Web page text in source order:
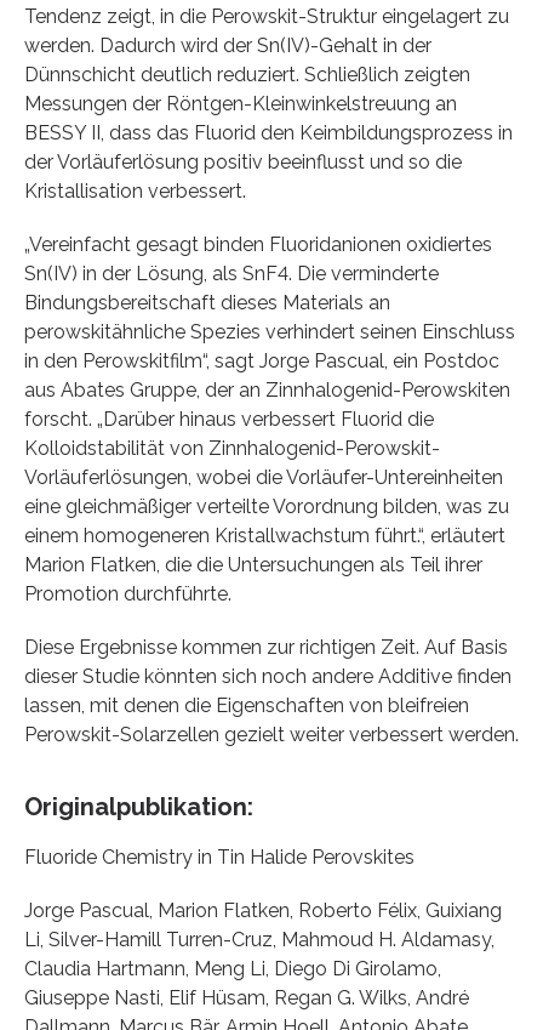
Tendenz zeigt, in die Perowskit-Struktur eingelagert zu
werden. Dadurch wird der Sn(IV)-Gehalt in der
Dünnschicht deutlich reduziert. Schließlich zeigten
Messungen der Röntgen-Kleinwinkelstreuung an
BESSY II, dass das Fluorid den Keimbildungsprozess in
der Vorläuferlösung positiv beeinflusst und so die
Kristallisation verbessert.
„Vereinfacht gesagt binden Fluoridanionen oxidiertes
Sn(IV) in der Lösung, als SnF4. Die verminderte
Bindungsbereitschaft dieses Materials an
perowskitähnliche Spezies verhindert seinen Einschluss
in den Perowskitfilm“, sagt Jorge Pascual, ein Postdoc
aus Abates Gruppe, der an Zinnhalogenid-Perowskiten
forscht. „Darüber hinaus verbessert Fluorid die
Kolloidstabilität von Zinnhalogenid-Perowskit-
Vorläuferlösungen, wobei die Vorläufer-Untereinheiten
eine gleichmäßiger verteilte Vorordnung bilden, was zu
einem homogeneren Kristallwachstum führt.“, erläutert
Marion Flatken, die die Untersuchungen als Teil ihrer
Promotion durchführte.
Diese Ergebnisse kommen zur richtigen Zeit. Auf Basis
dieser Studie könnten sich noch andere Additive finden
lassen, mit denen die Eigenschaften von bleifreien
Perowskit-Solarzellen gezielt weiter verbessert werden.
Originalpublikation:
Fluoride Chemistry in Tin Halide Perovskites
Jorge Pascual, Marion Flatken, Roberto Félix, Guixiang
Li, Silver-Hamill Turren-Cruz, Mahmoud H. Aldamasy,
Claudia Hartmann, Meng Li, Diego Di Girolamo,
Giuseppe Nasti, Elif Hüsam, Regan G. Wilks, André